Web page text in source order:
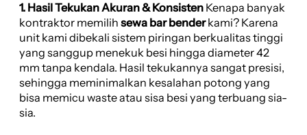
1. Hasil Tekukan Akuran & Konsisten Kenapa banyak
kontraktor memilih sewa bar benderkami? Karena
unit kami dibekali sistem piringan berkualitas tinggi
yang sanggup menekuk besi hingga diameter 42
mm tanpa kendala. Hasil tekukannya sangat presisi,
sehingga meminimalkan kesalahan potong yang
bisa memicu waste atau sisa besi yang terbuang sia-
sia.